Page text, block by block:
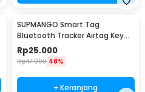
SUPMANGO Smart Tag
Bluetooth Tracker Airtag Key
Finder Shutter Two Way - Y02
Rp25.000
Rp47.900 48%
+ Keranjang